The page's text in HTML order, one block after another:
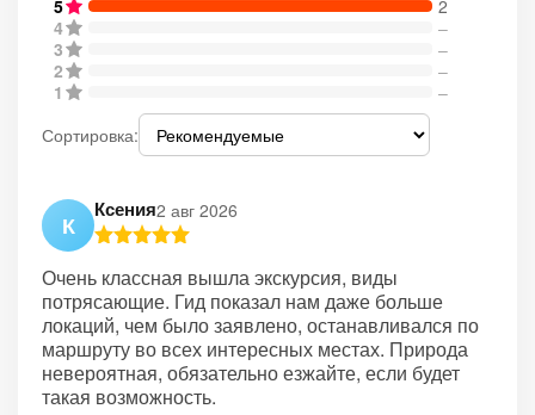
5
2
4
–
3
–
2
–
1
–
Сортировка:
К
Ксения2 авг 2026
Очень классная вышла экскурсия, виды
потрясающие. Гид показал нам даже больше
локаций, чем было заявлено, останавливался по
маршруту во всех интересных местах. Природа
невероятная, обязательно езжайте, если будет
такая возможность.